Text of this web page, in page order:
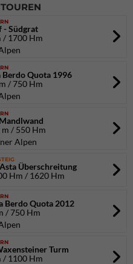
- Südgrat
/ 1700 Hm
Berdo Quota 1996
/ 750 Hm
m / 550 Hm
Alpen
Überschreitung
Hm / 1620 Hm
Berdo Quota 2012
/ 750 Hm
Turm
/ 1100 Hm